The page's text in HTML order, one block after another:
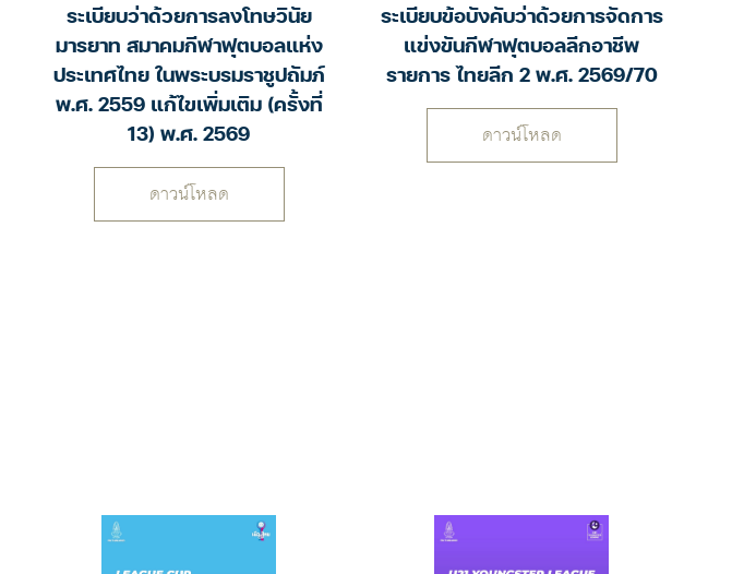
ระเบียบว่าด้วยการลงโทษวินัย
มารยาท สมาคมกีฬาฟุตบอลแห่ง
ประเทศไทย ในพระบรมราชูปถัมภ์
พ.ศ. 2559 แก้ไขเพิ่มเติม (ครั้งที่
13) พ.ศ. 2569
ดาวน์โหลด
ระเบียบข้อบังคับว่าด้วยการจัดการ
แข่งขันกีฬาฟุตบอลลีกอาชีพ
รายการ ไทยลีก 2 พ.ศ. 2569/70
ดาวน์โหลด